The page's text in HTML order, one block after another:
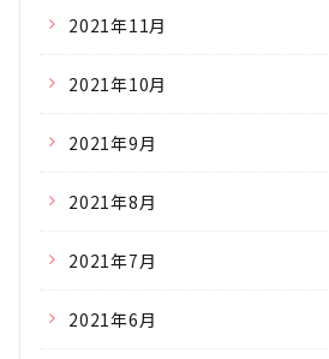
2021年11月
2021年10月
2021年9月
2021年8月
2021年7月
2021年6月